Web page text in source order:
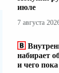
июле
7 августа
набирает
и чего